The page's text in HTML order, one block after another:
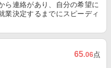
ら連絡があり、自分の希望に
業決定するまでにスピーディ
65.06点